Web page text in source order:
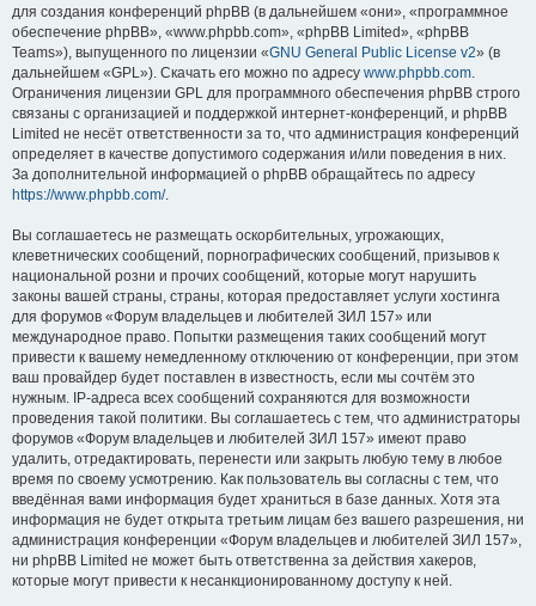
для создания конференций phpBB (в дальнейшем «они», «программное
обеспечение phpBB», «www.phpbb.com», «phpBB Limited», «phpBB
Teams»), выпущенного по лицензии «GNU General Public License v2» (в
дальнейшем «GPL»). Скачать его можно по адресу www.phpbb.com.
Ограничения лицензии GPL для программного обеспечения phpBB строго
связаны с организацией и поддержкой интернет-конференций, и phpBB
Limited не несёт ответственности за то, что администрация конференций
определяет в качестве допустимого содержания и/или поведения в них.
За дополнительной информацией о phpBB обращайтесь по адресу
https://www.phpbb.com/.
Вы соглашаетесь не размещать оскорбительных, угрожающих,
клеветнических сообщений, порнографических сообщений, призывов к
национальной розни и прочих сообщений, которые могут нарушить
законы вашей страны, страны, которая предоставляет услуги хостинга
для форумов «Форум владельцев и любителей ЗИЛ 157» или
международное право. Попытки размещения таких сообщений могут
привести к вашему немедленному отключению от конференции, при этом
ваш провайдер будет поставлен в известность, если мы сочтём это
нужным. IP-адреса всех сообщений сохраняются для возможности
проведения такой политики. Вы соглашаетесь с тем, что администраторы
форумов «Форум владельцев и любителей ЗИЛ 157» имеют право
удалить, отредактировать, перенести или закрыть любую тему в любое
время по своему усмотрению. Как пользователь вы согласны с тем, что
введённая вами информация будет храниться в базе данных. Хотя эта
информация не будет открыта третьим лицам без вашего разрешения, ни
администрация конференции «Форум владельцев и любителей ЗИЛ 157»,
ни phpBB Limited не может быть ответственна за действия хакеров,
которые могут привести к несанкционированному доступу к ней.